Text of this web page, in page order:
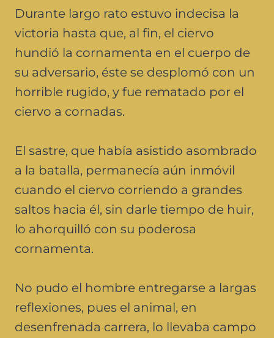
Durante largo rato estuvo indecisa la
victoria hasta que, al fin, el ciervo
hundió la cornamenta en el cuerpo de
su adversario, éste se desplomó con un
horrible rugido, y fue rematado por el
ciervo a cornadas.
El sastre, que había asistido asombrado
a la batalla, permanecía aún inmóvil
cuando el ciervo corriendo a grandes
saltos hacia él, sin darle tiempo de huir,
lo ahorquilló con su poderosa
cornamenta.
No pudo el hombre entregarse a largas
reflexiones, pues el animal, en
desenfrenada carrera, lo llevaba campo